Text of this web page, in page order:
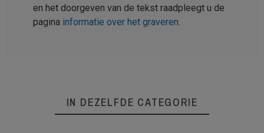
en het doorgeven van de tekst raadpleegt u de
pagina informatie over het graveren
IN DEZELFDE CATEGORIE